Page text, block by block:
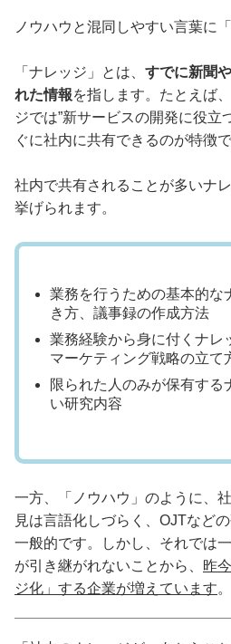
ノウハウと混同しやすい言葉に
「ナレッジ」とは、 すでに新聞
れた情報を指します。たとえば
ジでは”新サービスの開発に役立
ぐに社内に共有できるのが特徴で
社内で共有されることが多いナ
挙げられます。
業務を行うための基本的な
き方、議事録の作成方法
業務経験から身に付くナレ
マーケティング戦略の立て
限られた人のみが保有する
い研究内容
一方、「ノウハウ」のように、
見は言語化しづらく、OJTなど
一般的です。しかし、それでは
が引き継がれないことから、 昨
ジ化」する企業が増えています。